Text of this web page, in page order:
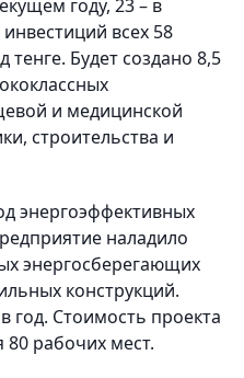
году, 23 – в
всех 58
тенге. Будет создано 8,5
и медицинской
строительства и
энергоэффективных
наладило
энергосберегающих
конструкций.
год. Стоимость проекта
80 рабочих мест.